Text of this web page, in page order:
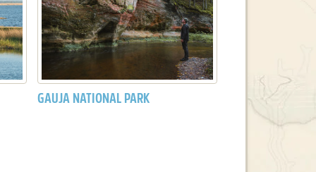
GAUJA NATIONAL PARK